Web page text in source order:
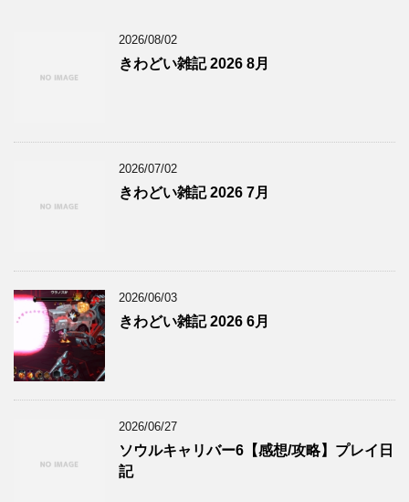
2026/08/02
きわどい雑記 2026 8月
2026/07/02
きわどい雑記 2026 7月
2026/06/03
きわどい雑記 2026 6月
2026/06/27
ソウルキャリバー6【感想/攻略】プレイ日
記